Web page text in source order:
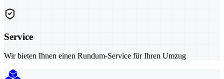
Service
Wir bieten Ihnen einen Rundum-Service für Ihren Umzug